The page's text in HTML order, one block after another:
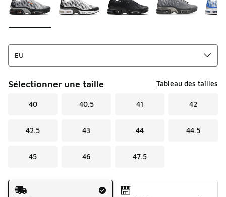
Sélectionner une taille Tableau des tailles
40 40.5 41 42
42.5 43 44 44.5
45 46 47.5
Mode d'expédition